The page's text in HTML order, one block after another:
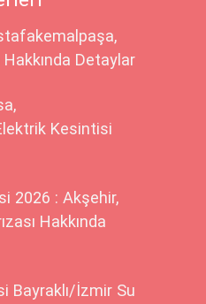
Hakkında Detaylar
Kesintisi
2026 : Akşehir,
Hakkında
Bayraklı/İzmir Su